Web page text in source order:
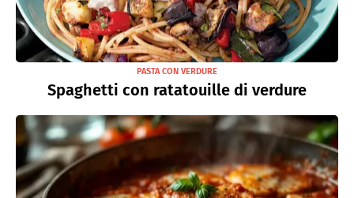
PASTA CON VERDURE
Spaghetti con ratatouille di verdure